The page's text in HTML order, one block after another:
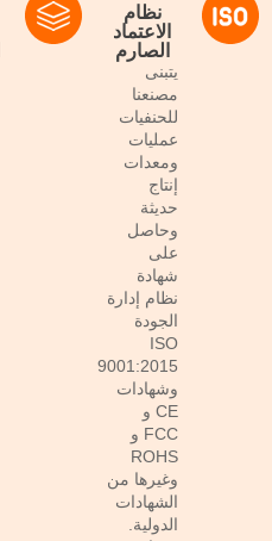
نظام
الاعتماد
الصارم
يتبنى
مصنعنا
للحنفيات
عمليات
ومعدات
إنتاج
حديثة
وحاصل
على
شهادة
نظام إدارة
الجودة
ISO
9001:2015
وشهادات
CE و
FCC و
ROHS
وغيرها من
الشهادات
الدولية.